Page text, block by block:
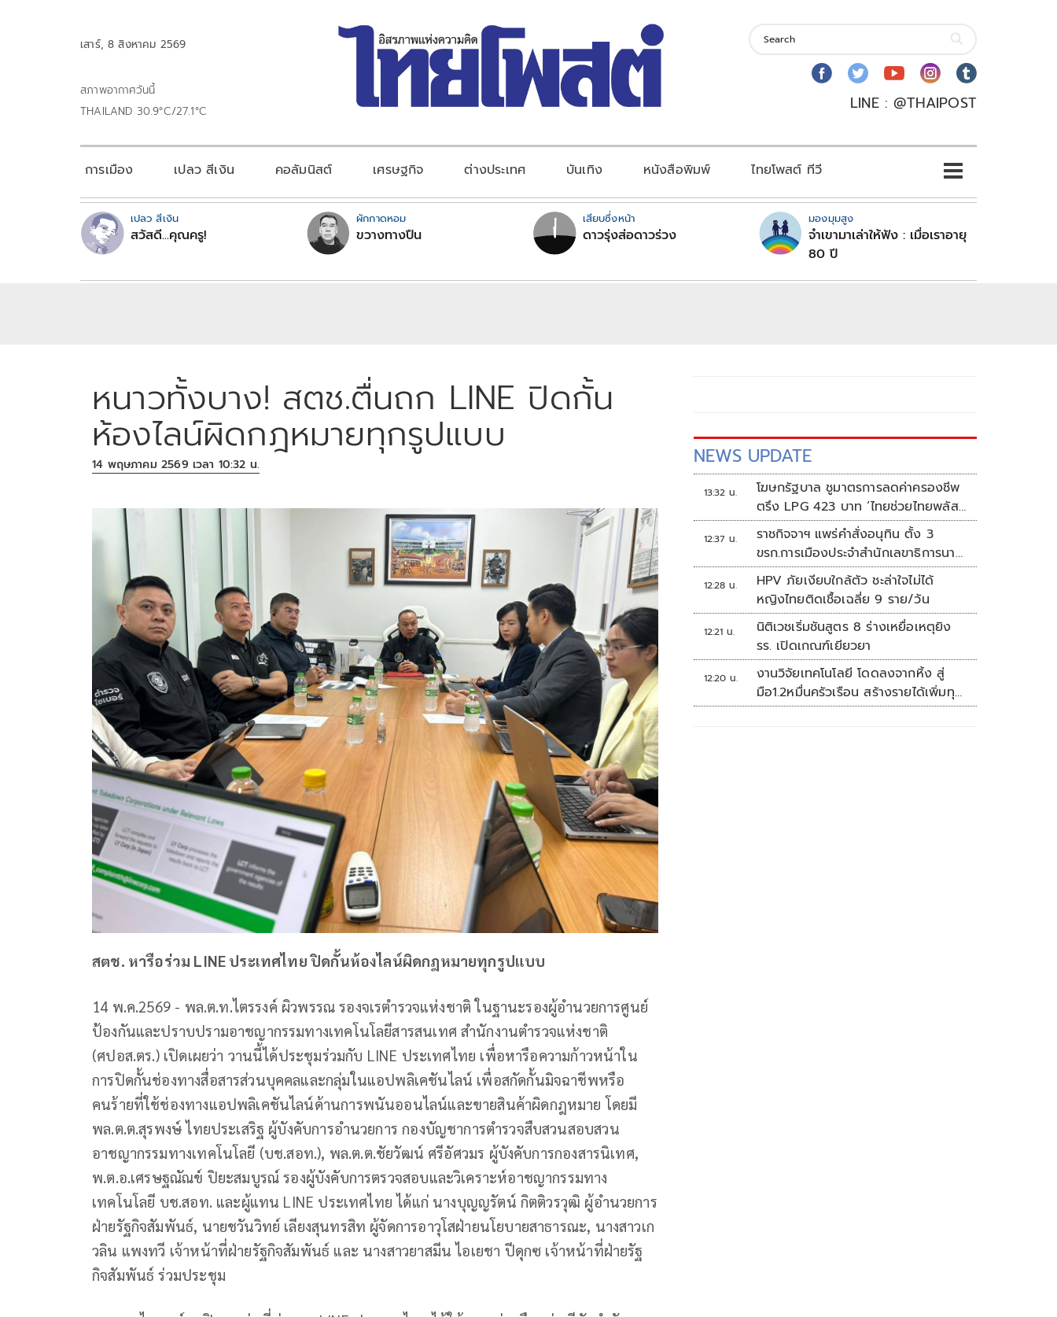
เสาร์, 8 สิงหาคม 2569
สภาพอากาศวันนี้
THAILAND 30.9°C/27.1°C
LINE : @THAIPOST
การเมือง เปลว สีเงิน คอลัมนิสต์ เศรษฐกิจ ต่างประเทศ บันเทิง หนังสือพิมพ์ ไทยโพสต์ ทีวี
เปลว สีเงิน
สวัสดี...คุณครู!
ผักกาดหอม
ขวางทางปืน
เสียบซึ่งหน้า
ดาวรุ่งส่อดาวร่วง
มองมุมสูง
จำเขามาเล่าให้ฟัง : เมื่อเราอายุ
80 ปี
หนาวทั้งบาง! สตช.ตื่นถก LINE ปิดกั้น
ห้องไลน์ผิดกฎหมายทุกรูปแบบ
14 พฤษภาคม 2569 เวลา 10:32 น.
สตช. หารือร่วม LINE ประเทศไทย ปิดกั้นห้องไลน์ผิดกฎหมายทุกรูปแบบ
14 พ.ค.2569 - พล.ต.ท.ไตรรงค์ ผิวพรรณ รองจเรตำรวจแห่งชาติ ในฐานะรองผู้อำนวยการศูนย์
ป้องกันและปราบปรามอาชญากรรมทางเทคโนโลยีสารสนเทศ สำนักงานตำรวจแห่งชาติ
(ศปอส.ตร.) เปิดเผยว่า วานนี้ได้ประชุมร่วมกับ LINE ประเทศไทย เพื่อหารือความก้าวหน้าใน
การปิดกั้นช่องทางสื่อสารส่วนบุคคลและกลุ่มในแอปพลิเคชันไลน์ เพื่อสกัดกั้นมิจฉาชีพหรือ
คนร้ายที่ใช้ช่องทางแอปพลิเคชันไลน์ด้านการพนันออนไลน์และขายสินค้าผิดกฎหมาย โดยมี
พล.ต.ต.สุรพงษ์ ไทยประเสริฐ ผู้บังคับการอำนวยการ กองบัญชาการตำรวจสืบสวนสอบสวน
อาชญากรรมทางเทคโนโลยี (บช.สอท.), พล.ต.ต.ชัยวัฒน์ ศรีอัศวมร ผู้บังคับการกองสารนิเทศ,
พ.ต.อ.เศรษฐณัณข์ ปิยะสมบูรณ์ รองผู้บังคับการตรวจสอบและวิเคราะห์อาชญากรรมทาง
เทคโนโลยี บช.สอท. และผู้แทน LINE ประเทศไทย ได้แก่ นางบุญญรัตน์ กิตติวรวุฒิ ผู้อำนวยการ
ฝ่ายรัฐกิจสัมพันธ์, นายชวันวิทย์ เลียงสุนทรสิท ผู้จัดการอาวุโสฝ่ายนโยบายสาธารณะ, นางสาวเก
วลิน แพงทวี เจ้าหน้าที่ฝ่ายรัฐกิจสัมพันธ์ และ นางสาวยาสมีน ไอเยชา ปีดุกซ เจ้าหน้าที่ฝ่ายรัฐ
กิจสัมพันธ์ ร่วมประชุม
NEWS UPDATE
13:32 น.
โฆษกรัฐบาล ชูมาตรการลดค่าครองชีพ
ตรึง LPG 423 บาท ‘ไทยช่วยไทยพลัส’
ดันเงินหมุนแสนล้าน
12:37 น.
ราชกิจจาฯ แพร่คำสั่งอนุทิน ตั้ง 3
ขรก.การเมืองประจำสำนักเลขาธิการนา
ยกฯ
12:28 น.
HPV ภัยเงียบใกล้ตัว ชะล่าใจไม่ได้
หญิงไทยติดเชื้อเฉลี่ย 9 ราย/วัน
12:21 น.
นิติเวชเริ่มชันสูตร 8 ร่างเหยื่อเหตุยิง
รร. เปิดเกณฑ์เยียวยา
12:20 น.
งานวิจัยเทคโนโลยี โดดลงจากหิ้ง สู่
มือ1.2หมื่นครัวเรือน สร้างรายได้เพิ่มทุก
เดือน